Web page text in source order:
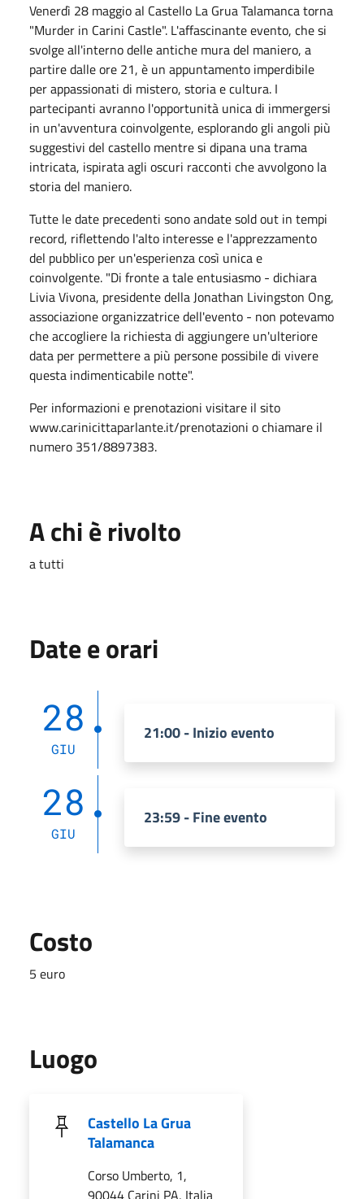
Venerdì 28 maggio al Castello La Grua Talamanca torna
"Murder in Carini Castle". L'affascinante evento, che si
svolge all'interno delle antiche mura del maniero, a
partire dalle ore 21, è un appuntamento imperdibile
per appassionati di mistero, storia e cultura. I
partecipanti avranno l'opportunità unica di immergersi
in un'avventura coinvolgente, esplorando gli angoli più
suggestivi del castello mentre si dipana una trama
intricata, ispirata agli oscuri racconti che avvolgono la
storia del maniero.
Tutte le date precedenti sono andate sold out in tempi
record, riflettendo l'alto interesse e l'apprezzamento
del pubblico per un'esperienza così unica e
coinvolgente. "Di fronte a tale entusiasmo - dichiara
Livia Vivona, presidente della Jonathan Livingston Ong,
associazione organizzatrice dell'evento - non potevamo
che accogliere la richiesta di aggiungere un'ulteriore
data per permettere a più persone possibile di vivere
questa indimenticabile notte".
Per informazioni e prenotazioni visitare il sito
www.carinicittaparlante.it/prenotazioni o chiamare il
numero 351/8897383.
A chi è rivolto
a tutti
Date e orari
28
GIU
21:00 - Inizio evento
28
GIU
23:59 - Fine evento
Costo
5 euro
Luogo
Castello La Grua
Talamanca
Corso Umberto, 1,
90044 Carini PA, Italia